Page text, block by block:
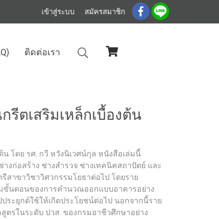
เข้าสู่ระบบ สมัครสมาชิก
ติดต่อเรา
ตเสริมเหล็กเบื้องต้น
โดย รศ. กวี หวังนิเวศน์กุล หนังสือเล่มนี้
งก่อสร้าง ช่างสำรวจ ช่างเทคนิคสถาปัตย์ และ
าขาวิชาวิศวกรรมโยธาต่อไป โดยราย
ขั้นตอนของการคำนวณออกแบบอาคารอย่าง
ระยุกต์ใช้ให้เกิดประโยชน์ต่อไป นอกจากนี้ราย
ตรในระดับ ปวส. ของกรมอาชีวศึกษาอย่าง